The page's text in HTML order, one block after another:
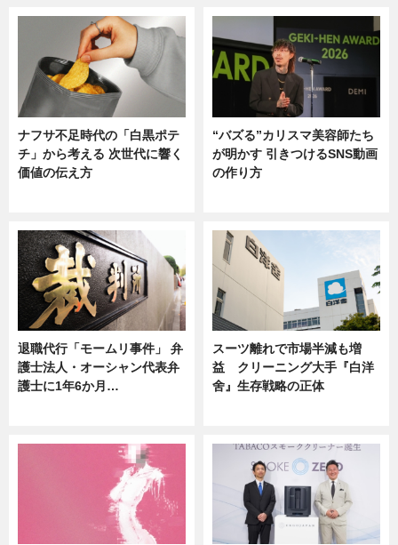
ナフサ不足時代の「白黒ポテ
チ」から考える 次世代に響く
価値の伝え方
“バズる”カリスマ美容師たち
が明かす 引きつけるSNS動画
の作り方
退職代行「モームリ事件」 弁
護士法人・オーシャン代表弁
護士に1年6か月…
スーツ離れで市場半減も増
益 クリーニング大手『白洋
舍』生存戦略の正体